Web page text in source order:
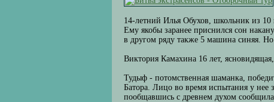
14-летний Илья Обухов, школьник из 10
Ему якобы заранее приснился сон
в другом ряду также 5 машина синяя.
Виктория Камахина 16 лет,
Тудыф - потомственная шаманка,
Батора. Лицо во время испытания у нее
пообщавшись с древнем духом